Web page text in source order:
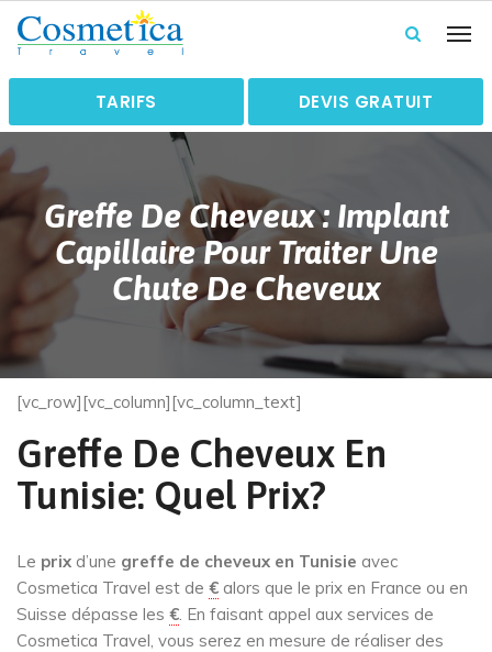
TARIFS DEVIS GRATUIT
Greffe De Cheveux : Implant
Capillaire Pour Traiter Une
Chute De Cheveux
[vc_row][vc_column][vc_column_text]
Greffe De Cheveux En
Tunisie: Quel Prix?
Le prix d’une greffe de cheveux en Tunisie avec
Cosmetica Travel est de € alors que le prix en France ou en
Suisse dépasse les €. En faisant appel aux services de
Cosmetica Travel, vous serez en mesure de réaliser des